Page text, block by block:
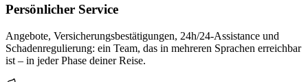
Persönlicher Service
Angebote, Versicherungsbestätigungen, 24h/24-Assistance und
Schadenregulierung: ein Team, das in mehreren Sprachen erreichbar
ist – in jeder Phase deiner Reise.